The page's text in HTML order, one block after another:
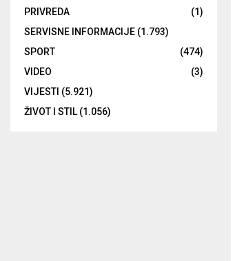
PRIVREDA
(1)
SERVISNE INFORMACIJE (1.793)
SPORT
(474)
VIDEO
(3)
VIJESTI (5.921)
ŽIVOT I STIL(1.056)